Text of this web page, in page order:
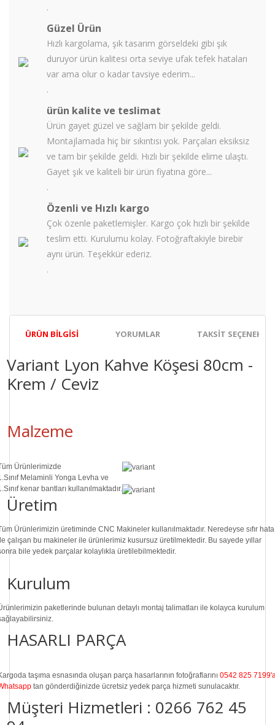
.
Güzel Ürün
Hızlı kargolama, şık tasarım görseldeki gibi şık
duruyor ürün kalitesi orta seviye ufak tefek hataları
var ama olur o kadar tavsiye ederim...
.
ürün kalite ve teslimat
Ürün gayet güzel ve sağlam bir şekilde geldi.
Montajlamada hiç bir sıkıntısı yok. Parçaları eksiksiz
ve tam bir şekilde geldi. Hızlı bir şekilde elime ulaştı.
Gayet şık ve kaliteli bir ürün fiyatına göre...
.
Özenli ve Hızlı kargo
Çok özenle paketlemişler. Kargo çok hızlı bir şekilde
teslim etti. Kurulumu kolay. Fotoğraftakiyle birebir
aynı ürün. Teşekkür ederiz.
.
ÜRÜN BILGISI YORUMLAR TAKSIT
Variant Lyon Kahve Köşesi 80cm -
Krem / Ceviz
Malzeme
Ürünlerimizde
Melaminli Yonga Levha ve
kenar bantları kullanılmaktadır.
Üretim
Ürünlerimizin üretiminde CNC Makineler kullanılmaktadır. Neredeyse sıfır hata
çalışan bu makineler ile ürünlerimiz kusursuz üretilmektedir. Bu sayede yıllar
bile yedek parçalar kolaylıkla üretilebilmektedir.
Kurulum
paketlerinde bulunan detaylı montaj talimatları ile kolayca kurulum
HASARLI PARÇA
taşıma esnasında oluşan parça hasarlarının fotoğraflarını 0542 825
tan gönderdiğinizde ücretsiz yedek parça hizmeti sunulacaktır.
Müşteri Hizmetleri : 0266 762 45